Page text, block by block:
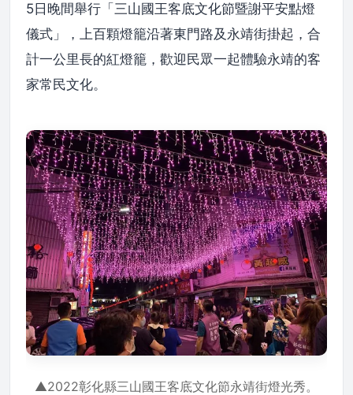
5日晚間舉行「三山國王客底文化節暨謝平安點燈
儀式」，上百顆燈籠沿著東門路及永靖街掛起，合
計一公里長的紅燈籠，歡迎民眾一起體驗永靖的客
家常民文化。
▲2022彰化縣三山國王客底文化節永靖街燈光秀。